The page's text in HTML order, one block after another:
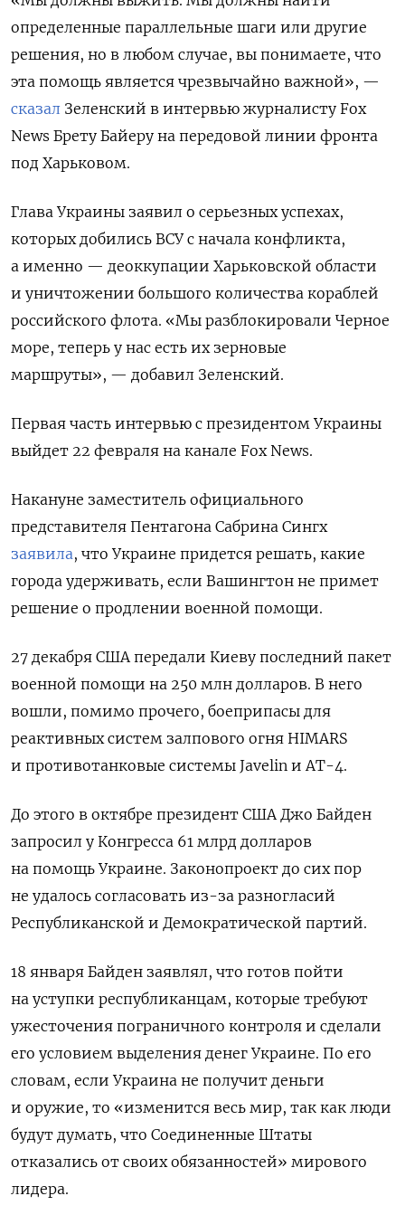
определенные параллельные шаги или другие
решения, но в любом случае, вы понимаете, что
эта помощь является чрезвычайно важной», —
сказал Зеленский в интервью журналисту Fox
News Брету Байеру на передовой линии фронта
под Харьковом.
Глава Украины заявил о серьезных успехах,
которых добились ВСУ с начала конфликта,
а именно — деоккупации Харьковской области
и уничтожении большого количества кораблей
российского флота. «Мы разблокировали Черное
море, теперь у нас есть их зерновые
маршруты», — добавил Зеленский.
Первая часть интервью с президентом Украины
выйдет 22 февраля на канале Fox News.
Накануне заместитель официального
представителя Пентагона Сабрина Сингх
заявила, что Украине придется решать, какие
города удерживать, если Вашингтон не примет
решение о продлении военной помощи.
27 декабря США передали Киеву последний пакет
военной помощи на 250 млн долларов. В него
вошли, помимо прочего, боеприпасы для
реактивных систем залпового огня HIMARS
и противотанковые системы Javelin и AT-4.
До этого в октябре президент США Джо Байден
запросил у Конгресса 61 млрд долларов
на помощь Украине. Законопроект до сих пор
не удалось согласовать из-за разногласий
Республиканской и Демократической партий.
18 января Байден заявлял, что готов пойти
на уступки республиканцам, которые требуют
ужесточения пограничного контроля и сделали
его условием выделения денег Украине. По его
словам, если Украина не получит деньги
и оружие, то «изменится весь мир, так как люди
будут думать, что Соединенные Штаты
отказались от своих обязанностей» мирового
лидера.